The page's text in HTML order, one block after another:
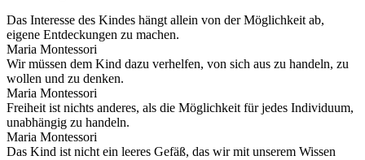
Das Interesse des Kindes hängt allein von der Möglichkeit ab,
eigene Entdeckungen zu machen.
Maria Montessori
Wir müssen dem Kind dazu verhelfen, von sich aus zu handeln, zu
wollen und zu denken.
Maria Montessori
Freiheit ist nichts anderes, als die Möglichkeit für jedes Individuum,
unabhängig zu handeln.
Maria Montessori
Das Kind ist nicht ein leeres Gefäß, das wir mit unserem Wissen